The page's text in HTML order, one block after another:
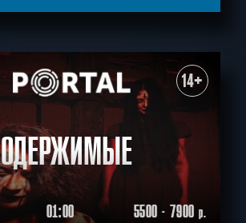
14+
ОДЕРЖИМЫЕ
01:00 5500 - 7900р.